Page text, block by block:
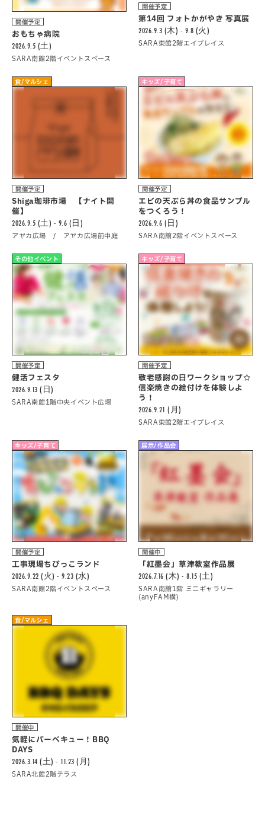
開催予定
おもちゃ病院
2026.9.5 (土)
SARA南館2階イベントスペース
開催予定
第14回 フォトかがやき 写真展
2026.9.3 (木) - 9.8 (火)
SARA東館2階エイプレイス
食/マルシェ
開催予定
Shiga珈琲市場 【ナイト開
催】
2026.9.5 (土) - 9.6 (日)
アヤカ広場 / アヤカ広場前中庭
キッズ/子育て
開催予定
エビの天ぷら丼の食品サンプル
をつくろう！
2026.9.6 (日)
SARA南館2階イベントスペース
その他イベント
開催予定
健活フェスタ
2026.9.13 (日)
SARA南館1階中央イベント広場
キッズ/子育て
開催予定
敬老感謝の日ワークショップ☆
信楽焼きの絵付けを体験しよ
う！
2026.9.21 (月)
SARA東館2階エイプレイス
キッズ/子育て
開催予定
工事現場ちびっこランド
2026.9.22 (火) - 9.23 (水)
SARA南館2階イベントスペース
展示/作品会
開催中
「紅墨会」草津教室作品展
2026.7.16 (木) - 8.15 (土)
SARA南館1階 ミニギャラリー
(anyFAM横)
食/マルシェ
開催中
気軽にバーべキュー！BBQ
DAYS
2026.3.14 (土) - 11.23 (月)
SARA北館2階テラス